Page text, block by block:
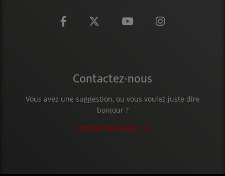
Contactez-nous
Vous avez une suggestion, ou vous voulez juste dire
bonjour ?
CONTACTEZ-NOUS